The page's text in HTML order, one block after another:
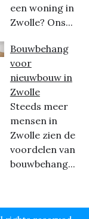
een woning in
Zwolle? Ons...
Bouwbehang
voor
nieuwbouw in
Zwolle
Steeds meer
mensen in
Zwolle zien de
voordelen van
bouwbehang...